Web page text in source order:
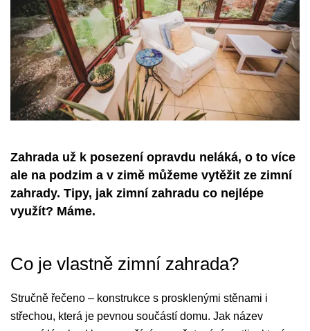
Zahrada už k posezení opravdu neláká, o to více
ale na podzim a v zimě můžeme vytěžit ze zimní
zahrady. Tipy, jak zimní zahradu co nejlépe
využít? Máme.
Co je vlastně zimní zahrada?
Stručně řečeno – konstrukce s prosklenými stěnami i
střechou, která je pevnou součástí domu. Jak název